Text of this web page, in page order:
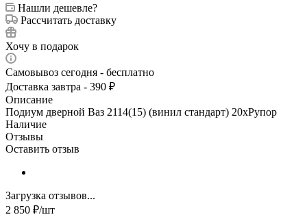
Нашли дешевле?
Рассчитать доставку
Хочу в подарок
Самовывоз сегодня - бесплатно
Доставка завтра - 390 ₽
Описание
Подиум дверной Ваз 2114(15) (винил стандарт) 20xРупор
Наличие
Отзывы
Оставить отзыв
Загрузка отзывов...
2 850 ₽/шт